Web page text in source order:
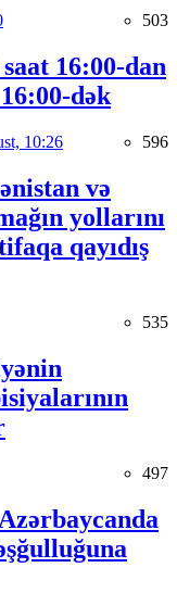
503
16:00-dan
dək
10:26 596
və
yollarını
qayıdış
535
497